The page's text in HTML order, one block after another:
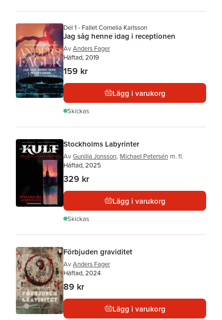
Del 1 - Fallet Cornelia Karlsson
Jag såg henne idag i receptionen
Av Anders Fager
Häftad, 2019
159 kr
Lägg i varukorg
Skickas
Stockholms Labyrinter
Av Gunilla Jonsson, Michael Petersén m. fl.
Häftad, 2025
329 kr
Lägg i varukorg
Skickas
Förbjuden graviditet
Av Anders Fager
Häftad, 2024
89 kr
Lägg i varukorg